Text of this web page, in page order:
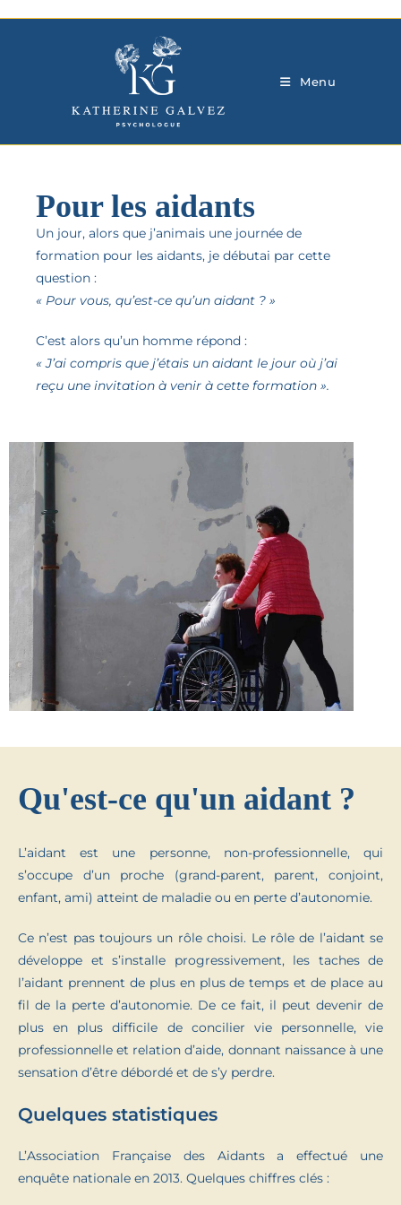
Menu
Pour les aidants
Un jour, alors que j’animais une journée de
formation pour les aidants, je débutai par cette
question :
« Pour vous, qu’est-ce qu’un aidant ? »
C’est alors qu’un homme répond :
« J’ai compris que j’étais un aidant le jour où j’ai
reçu une invitation à venir à cette formation ».
Qu'est-ce qu'un aidant ?
L’aidant est une personne, non-professionnelle, qui
s’occupe d’un proche (grand-parent, parent, conjoint,
enfant, ami) atteint de maladie ou en perte d’autonomie.
Ce n’est pas toujours un rôle choisi. Le rôle de l’aidant se
développe et s’installe progressivement, les taches de
l’aidant prennent de plus en plus de temps et de place au
fil de la perte d’autonomie. De ce fait, il peut devenir de
plus en plus difficile de concilier vie personnelle, vie
professionnelle et relation d’aide, donnant naissance à une
sensation d’être débordé et de s’y perdre.
Quelques statistiques
L’Association Française des Aidants a effectué une
enquête nationale en 2013. Quelques chiffres clés :